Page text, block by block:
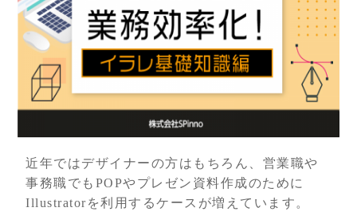
近年ではデザイナーの方はもちろん、営業職や
事務職でもPOPやプレゼン資料作成のために
Illustratorを利用するケースが増えています。